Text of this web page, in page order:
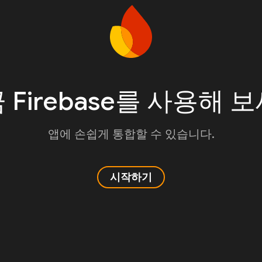
Firebase를 사용해
앱에 손쉽게 통합할 수 있습니다.
시작하기